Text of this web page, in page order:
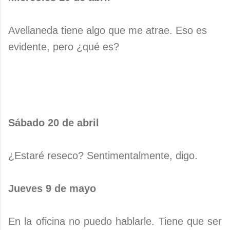
Avellaneda tiene algo que me atrae. Eso es
evidente, pero ¿qué es?
Sábado 20 de abril
¿Estaré reseco? Sentimentalmente, digo.
Jueves 9 de mayo
En la oficina no puedo hablarle. Tiene que ser